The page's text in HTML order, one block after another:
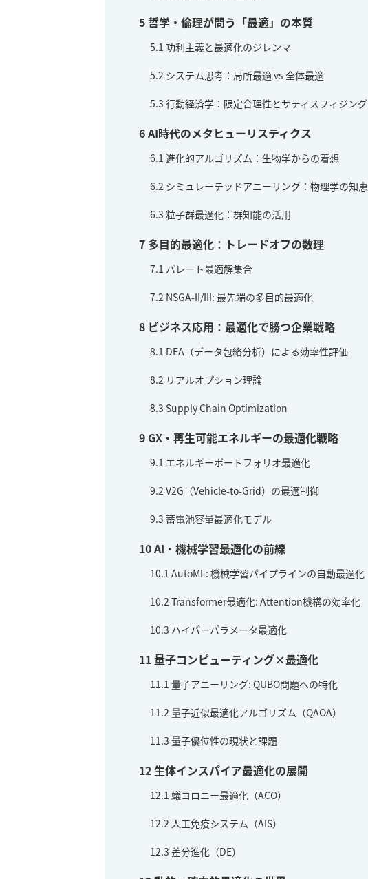
5哲学・倫理が問う「最適」の本質
5.1 功利主義と最適化のジレンマ
5.2 システム思考：局所最適 vs 全体最適
5.3 行動経済学：限定合理性とサティスフィジング
6AI時代のメタヒューリスティクス
6.1 進化的アルゴリズム：生物学からの着想
6.2 シミュレーテッドアニーリング：物理学の知恵
6.3 粒子群最適化：群知能の活用
7 多目的最適化：トレードオフの数理
7.1 パレート最適解集合
7.2 NSGA-II/III: 最先端の多目的最適化
8 ビジネス応用：最適化で勝つ企業戦略
8.1 DEA（データ包絡分析）による効率性評価
8.2 リアルオプション理論
8.3 Supply Chain Optimization
9 GX・再生可能エネルギーの最適化戦略
9.1 エネルギーポートフォリオ最適化
9.2 V2G（Vehicle-to-Grid）の最適制御
9.3 蓄電池容量最適化モデル
10AI・機械学習最適化の前線
10.1 AutoML: 機械学習パイプラインの自動最適化
10.2 Transformer最適化: Attention機構の効率化
10.3 ハイパーパラメータ最適化
11量子コンピューティング×最適化
11.1 量子アニーリング: QUBO問題への特化
11.2 量子近似最適化アルゴリズム（QAOA）
11.3 量子優位性の現状と課題
12生体インスパイア最適化の展開
12.1 蟻コロニー最適化（ACO）
12.2 人工免疫システム（AIS）
12.3 差分進化（DE）